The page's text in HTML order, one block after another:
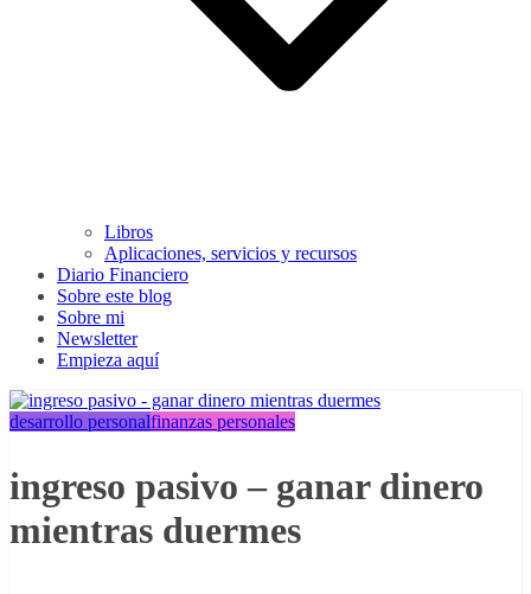
Libros
Aplicaciones, servicios y recursos
Diario Financiero
Sobre este blog
Sobre mi
Newsletter
Empieza aquí
desarrollo personalfinanzas personales
ingreso pasivo – ganar dinero
mientras duermes